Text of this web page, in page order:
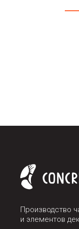
Производство
и элементов